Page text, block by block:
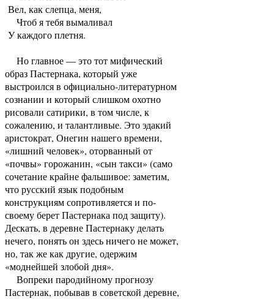
Вел, как слепца, меня,
Чтоб я тебя вымаливал
У каждого плетня.
Но главное — это тот мифический
образ Пастернака, который уже
выстроился в официально-литературном
сознании и который слишком охотно
рисовали сатирики, в том числе, к
сожалению, и талантливые. Это эдакий
аристократ, Онегин нашего времени,
«лишний человек», оторванный от
«почвы» горожанин, «сын такси» (само
сочетание крайне фальшивое: заметим,
что русский язык подобным
конструкциям сопротивляется и по-
своему берет Пастернака под защиту).
Дескать, в деревне Пастернаку делать
нечего, понять он здесь ничего не может,
но, так же как другие, одержим
«моднейшей злобой дня».
Вопреки пародийному прогнозу
Пастернак, побывав в советской деревне,